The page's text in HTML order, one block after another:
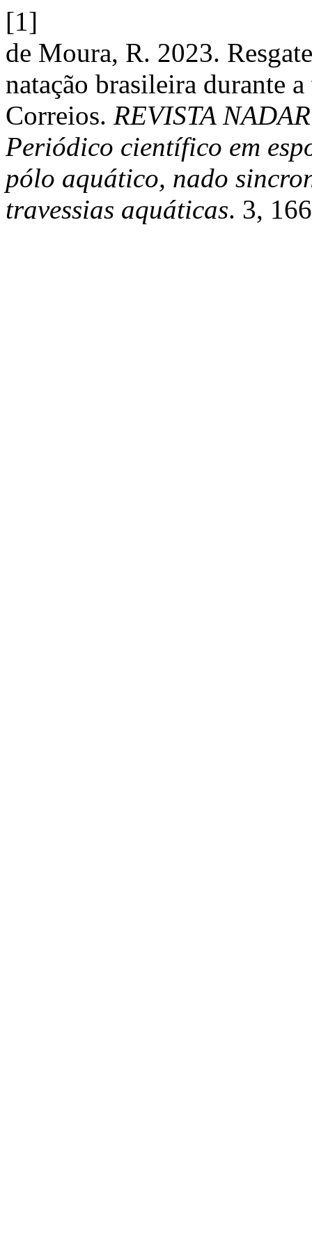
[1]
de Moura, R. 2023.
natação brasileira durante
Correios. REVISTA
Periódico científico em
pólo aquático, nado
travessias aquáticas. 3,